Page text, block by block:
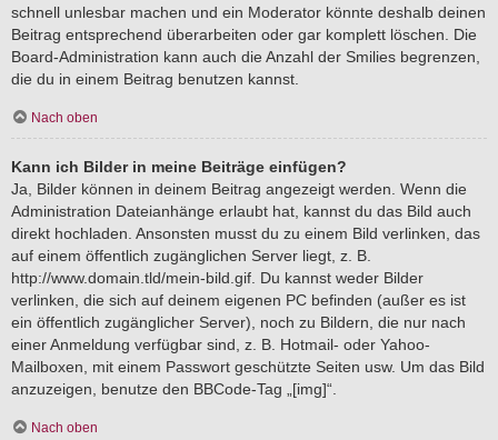
schnell unlesbar machen und ein Moderator könnte deshalb deinen
Beitrag entsprechend überarbeiten oder gar komplett löschen. Die
Board-Administration kann auch die Anzahl der Smilies begrenzen,
die du in einem Beitrag benutzen kannst.
Nach oben
Kann ich Bilder in meine Beiträge einfügen?
Ja, Bilder können in deinem Beitrag angezeigt werden. Wenn die
Administration Dateianhänge erlaubt hat, kannst du das Bild auch
direkt hochladen. Ansonsten musst du zu einem Bild verlinken, das
auf einem öffentlich zugänglichen Server liegt, z. B.
http://www.domain.tld/mein-bild.gif. Du kannst weder Bilder
verlinken, die sich auf deinem eigenen PC befinden (außer es ist
ein öffentlich zugänglicher Server), noch zu Bildern, die nur nach
einer Anmeldung verfügbar sind, z. B. Hotmail- oder Yahoo-
Mailboxen, mit einem Passwort geschützte Seiten usw. Um das Bild
anzuzeigen, benutze den BBCode-Tag „[img]“.
Nach oben